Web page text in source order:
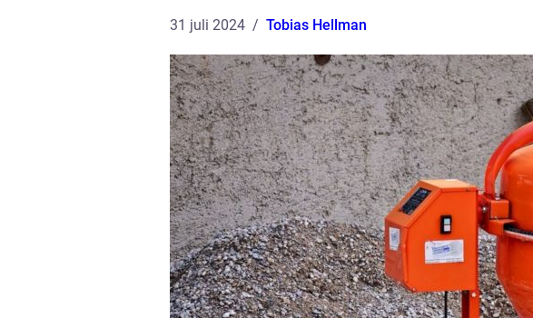
31 juli 2024 Tobias Hellman